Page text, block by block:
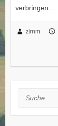
verbringen…
zirnm
Suche